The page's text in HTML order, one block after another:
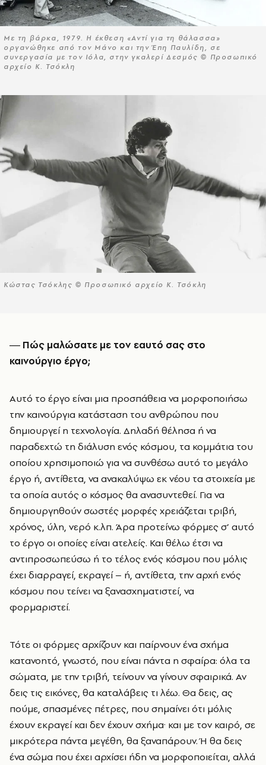
Με τη βάρκα, 1979. Η έκθεση «Αντί για τη θάλασσα»
οργανώθηκε από τον Μάνο και την Έπη Παυλίδη, σε
συνεργασία με τον Ιόλα, στην γκαλερί Δεσμός © Προσωπικό
αρχείο Κ. Τσόκλη
Κώστας Τσόκλης © Προσωπικό αρχείο Κ. Τσόκλη
― Πώς μαλώσατε με τον εαυτό σας στο
καινούργιο έργο;
Αυτό το έργο είναι μια προσπάθεια να μορφοποιήσω
την καινούργια κατάσταση του ανθρώπου που
δημιουργεί η τεχνολογία. Δηλαδή θέλησα ή να
παραδεχτώ τη διάλυση ενός κόσμου, τα κομμάτια του
οποίου χρησιμοποιώ για να συνθέσω αυτό το μεγάλο
έργο ή, αντίθετα, να ανακαλύψω εκ νέου τα στοιχεία με
τα οποία αυτός ο κόσμος θα ανασυντεθεί. Για να
δημιουργηθούν σωστές μορφές χρειάζεται τριβή,
χρόνος, ύλη, νερό κ.λπ. Άρα προτείνω φόρμες σ’ αυτό
το έργο οι οποίες είναι ατελείς. Και θέλω έτσι να
αντιπροσωπεύσω ή το τέλος ενός κόσμου που μόλις
έχει διαρραγεί, εκραγεί – ή, αντίθετα, την αρχή ενός
κόσμου που τείνει να ξανασχηματιστεί, να
φορμαριστεί.
Τότε οι φόρμες αρχίζουν και παίρνουν ένα σχήμα
κατανοητό, γνωστό, που είναι πάντα η σφαίρα: όλα τα
σώματα, με την τριβή, τείνουν να γίνουν σφαιρικά. Αν
δεις τις εικόνες, θα καταλάβεις τι λέω. Θα δεις, ας
πούμε, σπασμένες πέτρες, που σημαίνει ότι μόλις
έχουν εκραγεί και δεν έχουν σχήμα· και με τον καιρό, σε
μικρότερα πάντα μεγέθη, θα ξαναπάρουν. Ή θα δεις
ένα σώμα που έχει αρχίσει ήδη να μορφοποιείται, αλλά